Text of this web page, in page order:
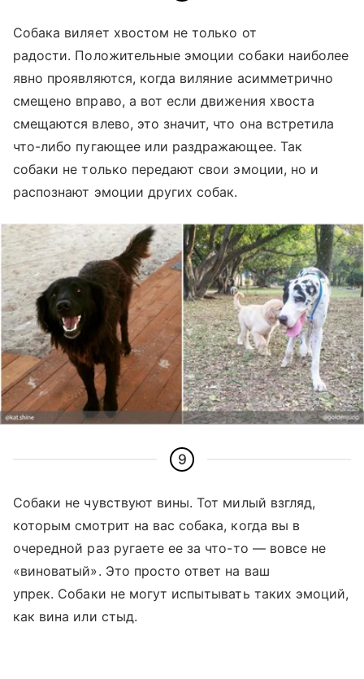
Собака виляет хвостом не только от
радости. Положительные эмоции собаки наиболее
явно проявляются, когда виляние асимметрично
смещено вправо, а вот если движения хвоста
смещаются влево, это значит, что она встретила
что-либо пугающее или раздражающее. Так
собаки не только передают свои эмоции, но и
распознают эмоции других собак.
9
Собаки не чувствуют вины.Тот милый взгляд,
которым смотрит на вас собака, когда вы в
очередной раз ругаете ее за что-то —вовсе не
«виноватый». Это просто ответ на ваш
упрек. Собаки не могут испытывать таких эмоций,
как вина или стыд.